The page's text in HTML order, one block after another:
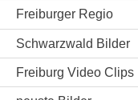
Freiburger Regio
Schwarzwald Bilder
Freiburg Video Clips